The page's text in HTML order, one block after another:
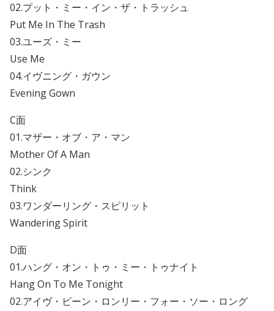
02.プット・ミー・イン・ザ・トラッシュ
Put Me In The Trash
03.ユーズ・ミー
Use Me
04.イヴニング・ガウン
Evening Gown
C面
01.マザー・オブ・ア・マン
Mother Of A Man
02.シンク
Think
03.ワンダーリング・スピリット
Wandering Spirit
D面
01.ハング・オン・トゥ・ミー・トゥナイト
Hang On To Me Tonight
02.アイヴ・ビーン・ロンリー・フォー・ソー・ロング